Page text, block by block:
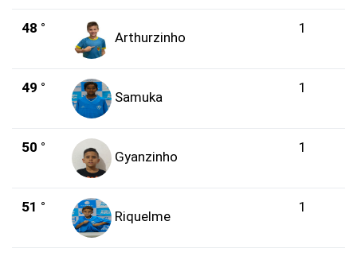
48 °
Arthurzinho
1
49 °
Samuka
1
50 °
Gyanzinho
1
51 °
Riquelme
1